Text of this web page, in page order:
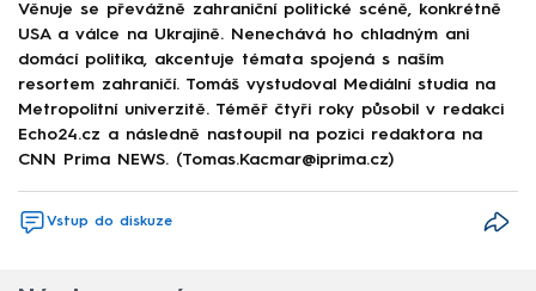
Věnuje se převážně zahraniční politické scéně, konkrétně
USA a válce na Ukrajině. Nenechává ho chladným ani
domácí politika, akcentuje témata spojená s naším
resortem zahraničí. Tomáš vystudoval Mediální studia na
Metropolitní univerzitě. Téměř čtyři roky působil v redakci
Echo24.cz a následně nastoupil na pozici redaktora na
CNN Prima NEWS. (Tomas.Kacmar@iprima.cz)
Vstup do diskuze